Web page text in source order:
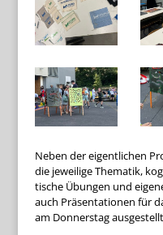
Neben der eigent­li­chen
die jewei­lige The­ma­tik,
ti­sche Übun­gen und
auch Prä­sen­ta­tio­nen für
am Don­ners­tag